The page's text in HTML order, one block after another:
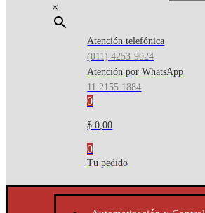
×
Atención telefónica
(011) 4253-9024
Atención por WhatsApp
11 2155 1884
0
$ 0,00
0
Tu pedido